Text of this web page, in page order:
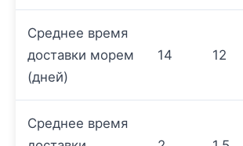
Среднее время
доставки морем
(дней)
14 12
Среднее время